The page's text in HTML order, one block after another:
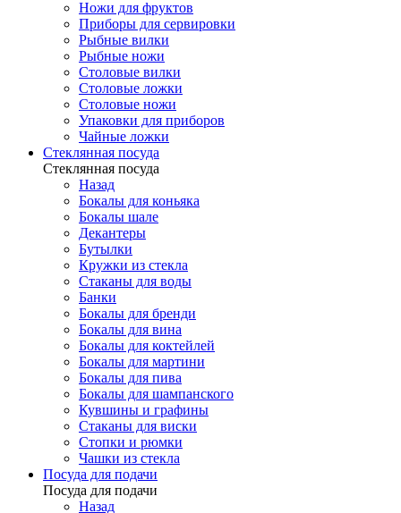
Ножи для фруктов
Приборы для сервировки
Рыбные вилки
Рыбные ножи
Столовые вилки
Столовые ложки
Столовые ножи
Упаковки для приборов
Чайные ложки
Стеклянная посуда
Стеклянная посуда
Назад
Бокалы для коньяка
Бокалы шале
Декантеры
Бутылки
Кружки из стекла
Стаканы для воды
Банки
Бокалы для бренди
Бокалы для вина
Бокалы для коктейлей
Бокалы для мартини
Бокалы для пива
Бокалы для шампанского
Кувшины и графины
Стаканы для виски
Стопки и рюмки
Чашки из стекла
Посуда для подачи
Посуда для подачи
Назад